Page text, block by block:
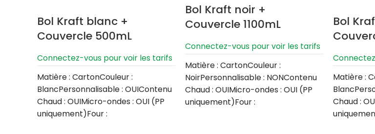
Bol Kraft blanc +
Couvercle 500mL
Connectez-vous pour voir les tarifs
Matière : CartonCouleur :
BlancPersonnalisable : OUIContenu
Chaud : OUIMicro-ondes : OUI (PP
uniquement)Four :
Bol Kraft noir +
Couvercle 1100mL
Connectez-vous pour voir les tarifs
Matière : CartonCouleur :
NoirPersonnalisable : NONContenu
Chaud : OUIMicro-ondes : OUI (PP
uniquement)Four :
Bol
Matière :
Chaud :